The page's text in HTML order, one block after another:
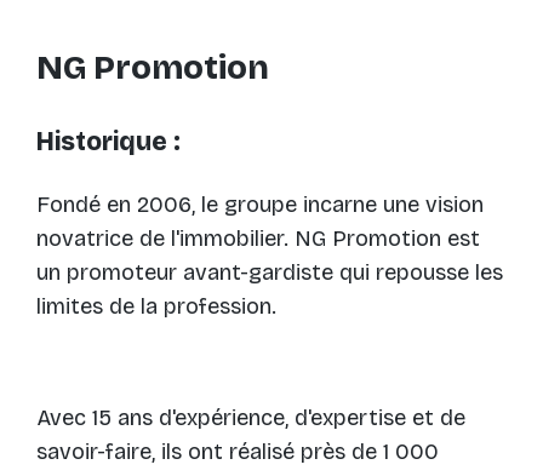
NG Promotion
Historique :
Fondé en 2006, le groupe incarne une vision
novatrice de l'immobilier. NG Promotion est
un promoteur avant-gardiste qui repousse les
limites de la profession.
Avec 15 ans d'expérience, d'expertise et de
savoir-faire, ils ont réalisé près de 1 000